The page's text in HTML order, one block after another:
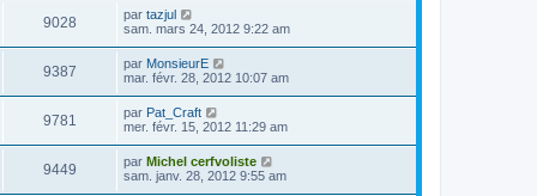
9028 par tazjul
sam. mars 24, 2012 9:22 am
9387 par MonsieurE
mar. févr. 28, 2012 10:07 am
9781 par Pat_Craft
mer. févr. 15, 2012 11:29 am
9449 par Michel cerfvoliste
sam. janv. 28, 2012 9:55 am